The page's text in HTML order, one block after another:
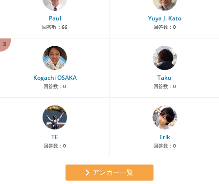
Paul
回答数： 66
Yuya J. Kato
回答数： 0
3
Kogachi OSAKA
回答数： 0
Taku
回答数： 0
TE
回答数： 0
Erik
回答数： 0
アンカー一覧